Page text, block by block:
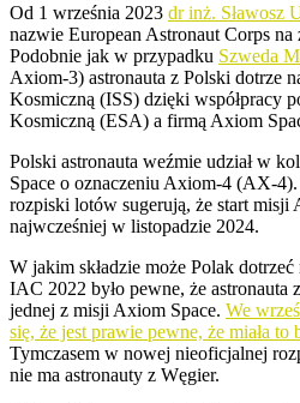
Od 1 września 2023 dr inż. Sławosz
nazwie European Astronaut Corps na
Podobnie jak w przypadku Szweda
Axiom-3) astronauta z Polski dotrze
Kosmiczną (ISS) dzięki współpracy
Kosmiczną (ESA) a firmą Axiom
Polski astronauta weźmie udział w
Space o oznaczeniu Axiom-4 (AX-
rozpiski lotów sugerują, że start misji
najwcześniej w listopadzie 2024.
W jakim składzie może Polak
IAC 2022 było pewne, że astronauta
jednej z misji Axiom Space. We
się, że jest prawie pewne, że miała to
Tymczasem w nowej nieoficjalnej
nie ma astronauty z Węgier.